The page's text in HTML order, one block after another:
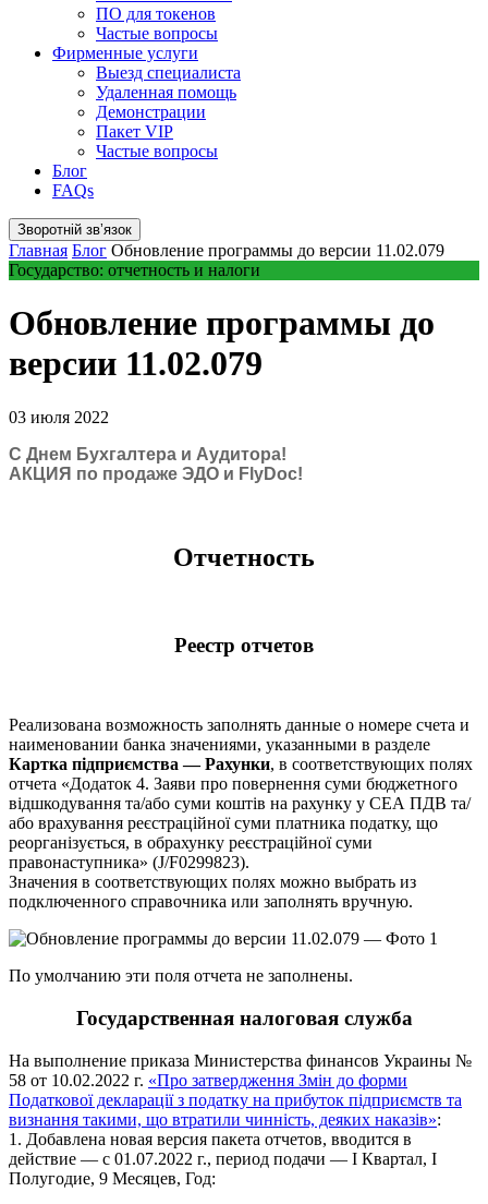
ПО для токенов
Частые вопросы
Фирменные услуги
Выезд специалиста
Удаленная помощь
Демонстрации
Пакет VIP
Частые вопросы
Блог
FAQs
Зворотній звʼязок
Главная Блог Обновление программы до версии 11.02.079
Государство: отчетность и налоги
Обновление программы до
версии 11.02.079
03 июля 2022
С Днем Бухгалтера и Аудитора!
АКЦИЯ по продаже ЭДО и FlyDoc!
Отчетность
Реестр отчетов
Реализована возможность заполнять данные о номере счета и
наименовании банка значениями, указанными в разделе
Картка підприємства — Рахунки, в соответствующих полях
отчета «Додаток 4. Заяви про повернення суми бюджетного
відшкодування та/або суми коштів на рахунку у СЕА ПДВ та/
або врахування реєстраційної суми платника податку, що
реорганізується, в обрахунку реєстраційної суми
правонаступника» (J/F0299823).
Значения в соответствующих полях можно выбрать из
подключенного справочника или заполнять вручную.
По умолчанию эти поля отчета не заполнены.
Государственная налоговая служба
На выполнение приказа Министерства финансов Украины №
58 от 10.02.2022 г. «Про затвердження Змін до форми
Податкової декларації з податку на прибуток підприємств та
визнання такими, що втратили чинність, деяких наказів»:
1. Добавлена новая версия пакета отчетов, вводится в
действие — с 01.07.2022 г., период подачи — І Квартал, І
Полугодие, 9 Месяцев, Год: